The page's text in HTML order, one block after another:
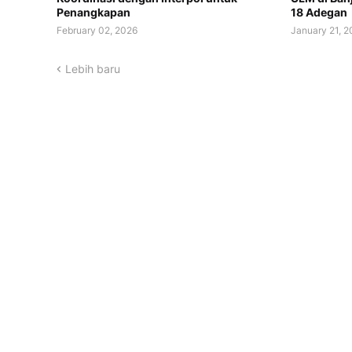
Penangkapan
February 02, 2026
18 Adegan
January 21,
Lebih baru